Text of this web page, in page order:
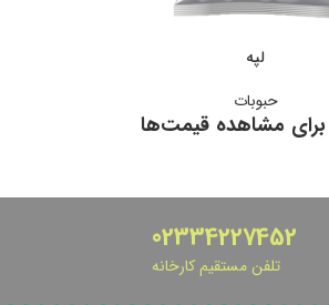
لپه
حبوبات
02334227452
تلفن مستقیم کارخانه